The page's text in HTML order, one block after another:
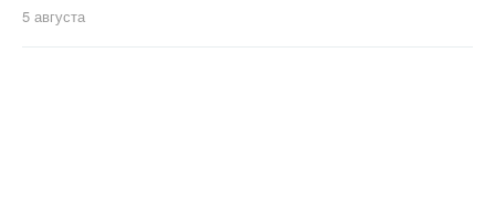
5 августа